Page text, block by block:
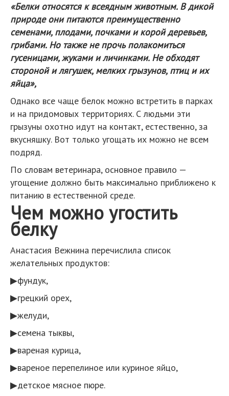
«Белки относятся к всеядным животным. В дикой
природе они питаются преимущественно
семенами, плодами, почками и корой деревьев,
грибами. Но также не прочь полакомиться
гусеницами, жуками и личинками. Не обходят
стороной и лягушек, мелких грызунов, птиц и их
яйца»,
Однако все чаще белок можно встретить в парках
и на придомовых территориях. С людьми эти
грызуны охотно идут на контакт, естественно, за
вкусняшку. Вот только угощать их можно не всем
подряд.
По словам ветеринара, основное правило —
угощение должно быть максимально приближено к
питанию в естественной среде.
Чем можно угостить
белку
Анастасия Вежнина перечислила список
желательных продуктов:
▶фундук,
▶грецкий орех,
▶желуди,
▶семена тыквы,
▶вареная курица,
▶вареное перепелиное или куриное яйцо,
▶детское мясное пюре.